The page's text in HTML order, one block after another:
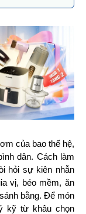
của bao thế hệ,
dân. Cách làm
hỏi sự kiên nhẫn
vị, béo mềm, ăn
bằng. Để món
kỹ từ khâu chọn